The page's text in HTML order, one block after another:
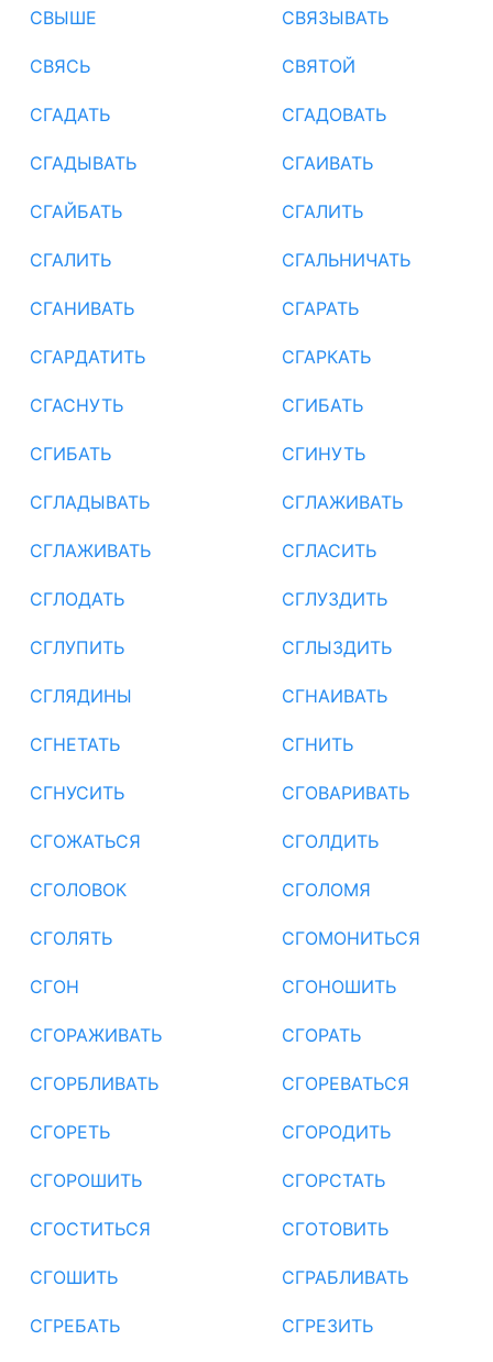
СВЫШЕ СВЯЗЫВАТЬ
СВЯСЬ СВЯТОЙ
СГАДАТЬ СГАДОВАТЬ
СГАДЫВАТЬ СГАИВАТЬ
СГАЙБАТЬ СГАЛИТЬ
СГАЛИТЬ СГАЛЬНИЧАТЬ
СГАНИВАТЬ СГАРАТЬ
СГАРДАТИТЬ СГАРКАТЬ
СГАСНУТЬ СГИБАТЬ
СГИБАТЬ СГИНУТЬ
СГЛАДЫВАТЬ СГЛАЖИВАТЬ
СГЛАЖИВАТЬ СГЛАСИТЬ
СГЛОДАТЬ СГЛУЗДИТЬ
СГЛУПИТЬ СГЛЫЗДИТЬ
СГЛЯДИНЫ СГНАИВАТЬ
СГНЕТАТЬ СГНИТЬ
СГНУСИТЬ СГОВАРИВАТЬ
СГОЖАТЬСЯ СГОЛДИТЬ
СГОЛОВОК СГОЛОМЯ
СГОЛЯТЬ СГОМОНИТЬСЯ
СГОН СГОНОШИТЬ
СГОРАЖИВАТЬ СГОРАТЬ
СГОРБЛИВАТЬ СГОРЕВАТЬСЯ
СГОРЕТЬ СГОРОДИТЬ
СГОРОШИТЬ СГОРСТАТЬ
СГОСТИТЬСЯ СГОТОВИТЬ
СГОШИТЬ СГРАБЛИВАТЬ
СГРЕБАТЬ СГРЕЗИТЬ